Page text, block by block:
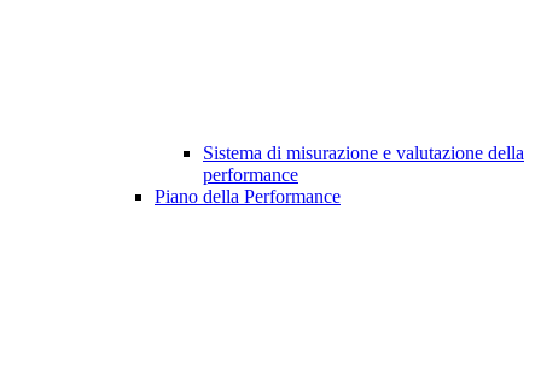
Sistema di misurazione e valutazione della
performance
Piano della Performance